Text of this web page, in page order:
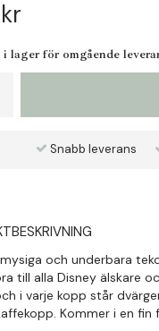
lager för omgående
Snabb leverans
och underbara
till alla Disney älskare
i varje kopp står
Kommer i en fin